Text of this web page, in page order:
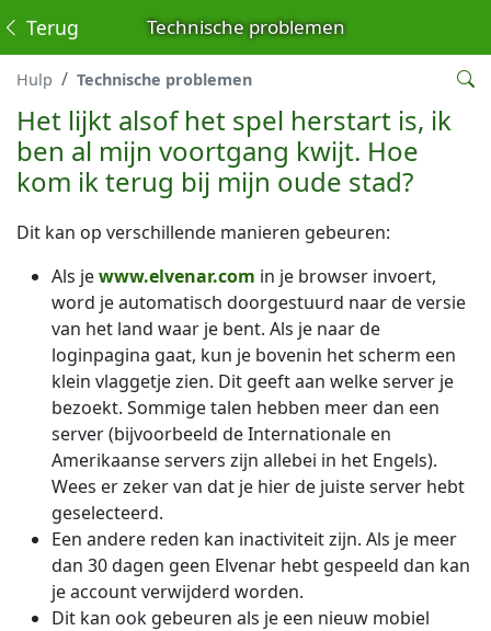
Technische problemen
Terug
Hulp Technische problemen
Het lijkt alsof het spel herstart is, ik
ben al mijn voortgang kwijt. Hoe
kom ik terug bij mijn oude stad?
Dit kan op verschillende manieren gebeuren:
Als jewww.elvenar.com in je browser invoert,
word je automatisch doorgestuurd naar de versie
van het land waar je bent. Als je naar de
loginpagina gaat, kun je bovenin het scherm een
klein vlaggetje zien. Dit geeft aan welke server je
bezoekt. Sommige talen hebben meer dan een
server (bijvoorbeeld de Internationale en
Amerikaanse servers zijn allebei in het Engels).
Wees er zeker van dat je hier de juiste server hebt
geselecteerd.
Een andere reden kan inactiviteit zijn. Als je meer
dan 30 dagen geen Elvenar hebt gespeeld dan kan
je account verwijderd worden.
Dit kan ook gebeuren als je een nieuw mobiel